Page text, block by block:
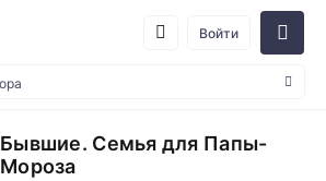
Войти
Бывшие. Семья для Папы-
Мороза